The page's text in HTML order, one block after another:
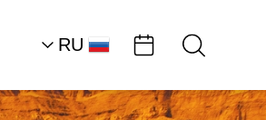
RU
EN